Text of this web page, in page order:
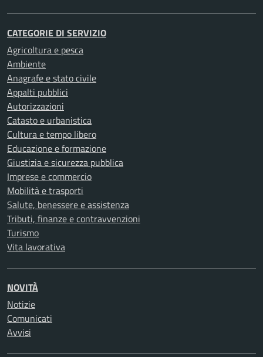
CATEGORIE DI SERVIZIO
Agricoltura e pesca
Ambiente
Anagrafe e stato civile
Appalti pubblici
Autorizzazioni
Catasto e urbanistica
Cultura e tempo libero
Educazione e formazione
Giustizia e sicurezza pubblica
Imprese e commercio
Mobilità e trasporti
Salute, benessere e assistenza
Tributi, finanze e contravvenzioni
Turismo
Vita lavorativa
NOVITÀ
Notizie
Comunicati
Avvisi